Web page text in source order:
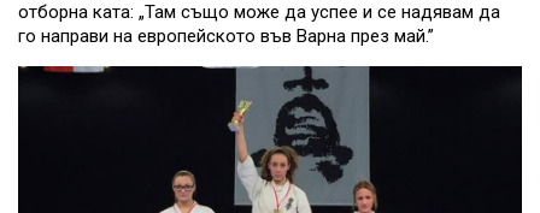
отборна ката: „Там също може да успее и се надявам да
го направи на европейското във Варна през май.”